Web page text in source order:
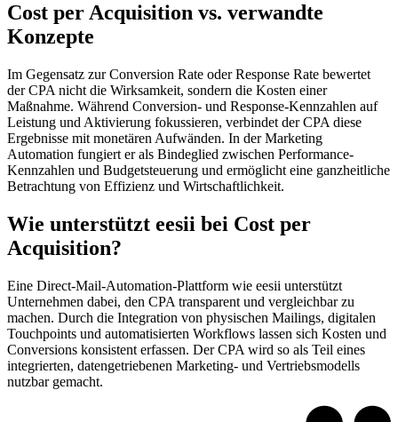
Cost per Acquisition vs. verwandte
Konzepte
Im Gegensatz zur Conversion Rate oder Response Rate bewertet
der CPA nicht die Wirksamkeit, sondern die Kosten einer
Maßnahme. Während Conversion- und Response-Kennzahlen auf
Leistung und Aktivierung fokussieren, verbindet der CPA diese
Ergebnisse mit monetären Aufwänden. In der Marketing
Automation fungiert er als Bindeglied zwischen Performance-
Kennzahlen und Budgetsteuerung und ermöglicht eine ganzheitliche
Betrachtung von Effizienz und Wirtschaftlichkeit.
Wie unterstützt eesii bei Cost per
Acquisition?
Eine Direct-Mail-Automation-Plattform wie eesii unterstützt
Unternehmen dabei, den CPA transparent und vergleichbar zu
machen. Durch die Integration von physischen Mailings, digitalen
Touchpoints und automatisierten Workflows lassen sich Kosten und
Conversions konsistent erfassen. Der CPA wird so als Teil eines
integrierten, datengetriebenen Marketing- und Vertriebsmodells
nutzbar gemacht.